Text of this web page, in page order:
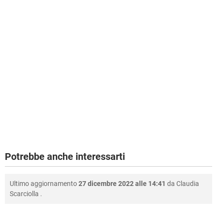
Potrebbe anche interessarti
Ultimo aggiornamento27 dicembre 2022 alle 14:41 da Claudia
Scarciolla .